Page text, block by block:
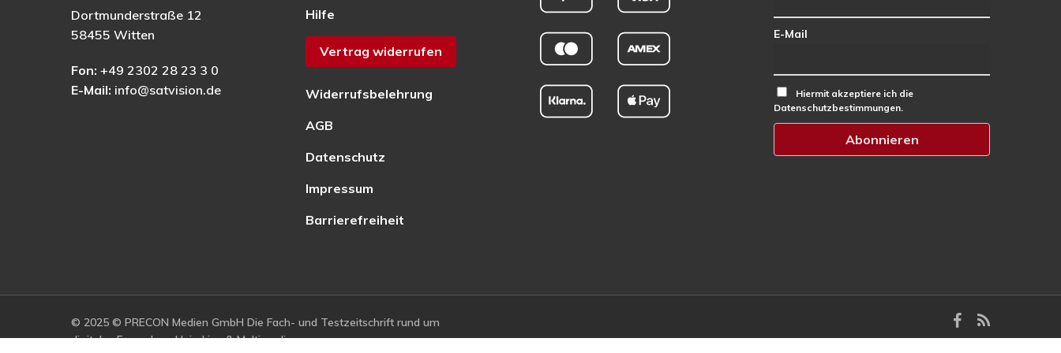
Dortmunderstraße 12
58455 Witten
Fon: +49 2302 28 23 3 0
E-Mail: info@satvision.de
Hilfe
Vertrag widerrufen
Widerrufsbelehrung
AGB
Datenschutz
Impressum
Barrierefreiheit
E-Mail
Hiermit akzeptiere ich die
Datenschutzbestimmungen.
© 2025 © PRECON Medien GmbH Die Fach- und Testzeitschrift rund um
digitales Fernsehen, Heimkino & Multimedia.
facebook
RSS